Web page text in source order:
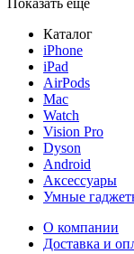
Каталог
iPhone
iPad
AirPods
Mac
Watch
Vision Pro
Dyson
Android
Аксессуары
Умные
О компании
Доставка и